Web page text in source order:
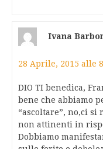
Ivana
28 Aprile, 2015 alle
DIO TI benedica,
bene che abbiamo
“ascoltare”, no,ci si
non attinenti in
Dobbiamo